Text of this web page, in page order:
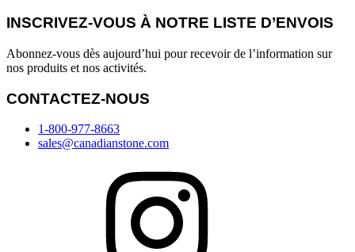
INSCRIVEZ-VOUS À NOTRE LISTE D’ENVOIS
Abonnez-vous dès aujourd’hui pour recevoir de l’information sur
nos produits et nos activités.
CONTACTEZ-NOUS
1-800-977-8663
sales@canadianstone.com